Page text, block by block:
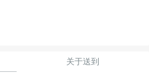
关于送到